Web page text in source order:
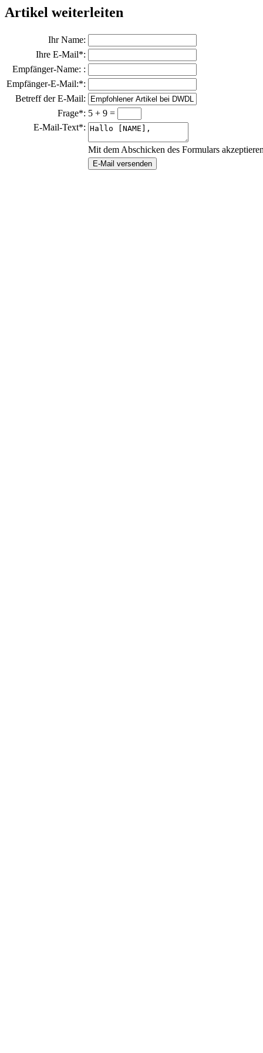
Artikel weiterleiten
Ihr Name:
Ihre E-Mail*:
Empfänger-Name: :
Empfänger-E-Mail:*:
Betreff der E-Mail:
Frage*: 5 + 9 =
E-Mail-Text*:
Mit dem Abschicken des Formulars
E-Mail versenden